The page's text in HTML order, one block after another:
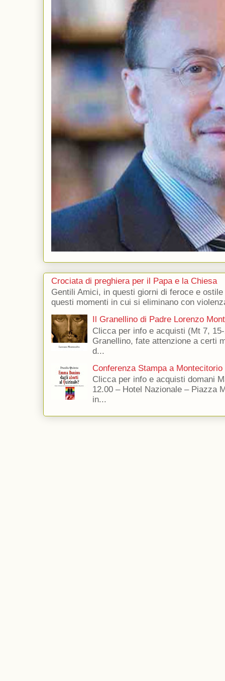
Crociata di preghiera per il Papa e la Chiesa
Gentili Amici, in questi giorni di feroce e
questi momenti in cui si eliminano con
Il Granellino di Padre Lorenzo
Clicca per info e acquisti (Mt 7,
Granellino, fate attenzione a certi
d...
Conferenza Stampa a Montecitorio
Clicca per info e acquisti domani
12.00 – Hotel Nazionale – Piazza
in...